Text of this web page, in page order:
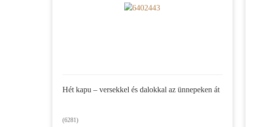
Hét kapu – versekkel és dalokkal az ünnepeken át
(6281)